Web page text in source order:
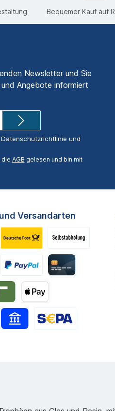
Bequemer Kauf auf
Newsletter und Sie
Angebote informiert
Datenschutzrichtlinie und
die AGB gelesen und bin mit
Versandarten